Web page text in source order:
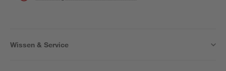
Wissen & Service